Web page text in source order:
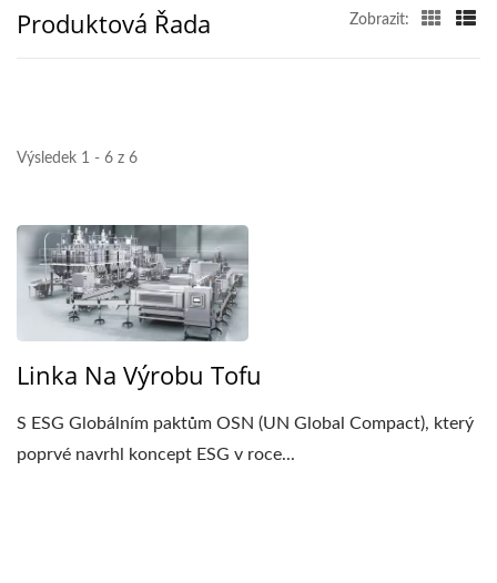
ZELENINOVÉ TOFU,
AUTOMATICKÝCH
STROJŮ NA VÝROBU
TOFU A SÓJOVÉHO
MLÉKA S NEJVYŠŠÍ
PRIORITOU NA
BEZPEČNOST
POTRAVIN.
Produktová Řada Zobrazit:
Výsledek 1 - 6 z 6
Linka Na Výrobu Tofu
S ESG Globálním paktům OSN (UN Global Compact), který
poprvé navrhl koncept ESG v roce...